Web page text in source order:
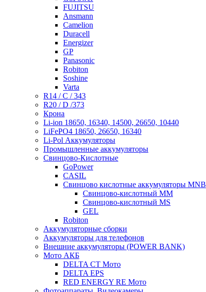
FUJITSU
Ansmann
Camelion
Duracell
Energizer
GP
Panasonic
Robiton
Soshine
Varta
R14 / C / 343
R20 / D /373
Крона
Li-ion 18650, 16340, 14500, 26650, 10440
LiFePO4 18650, 26650, 16340
Li-Pol Аккумуляторы
Промышленные аккумуляторы
Свинцово-Кислотные
GoPower
CASIL
Свинцово кислотные аккумуляторы MNB
Cвинцово-кислотный MM
Cвинцово-кислотный MS
GEL
Robiton
Аккумуляторные сборки
Аккумуляторы для телефонов
Внешние аккумуляторы (POWER BANK)
Мото АКБ
DELTA CT Мото
DELTA EPS
RED ENERGY RE Мото